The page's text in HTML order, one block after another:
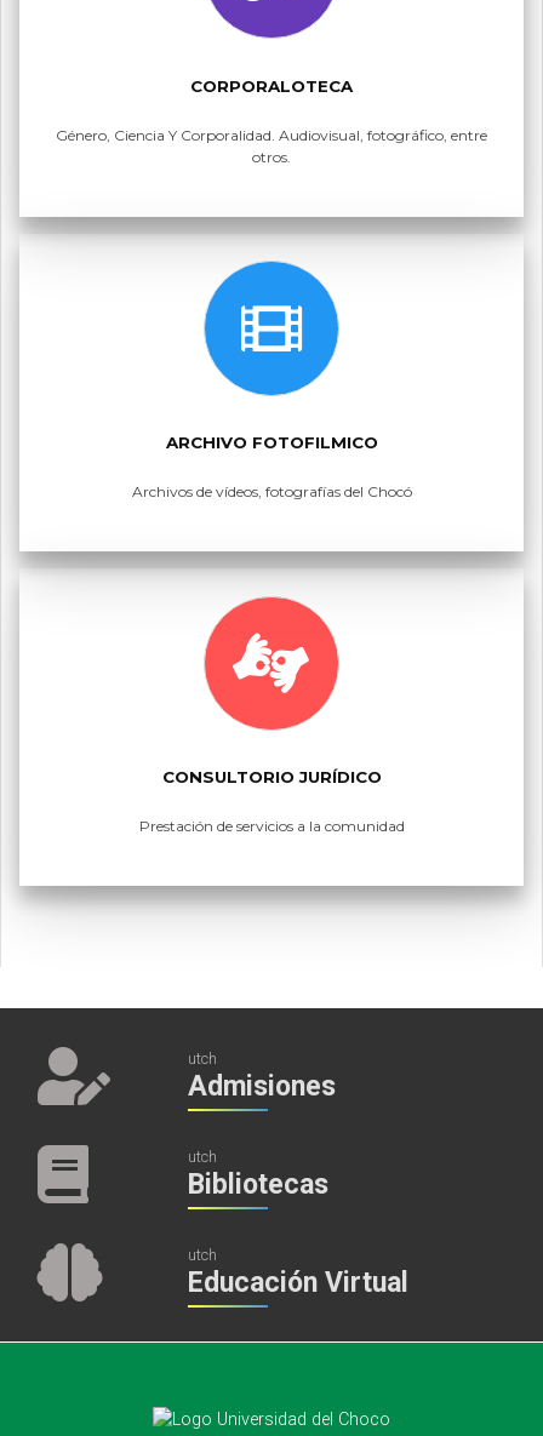
CORPORALOTECA
Género, Ciencia Y Corporalidad. Audiovisual, fotográfico, entre
otros.
ARCHIVO FOTOFILMICO
Archivos de vídeos, fotografías del Chocó
CONSULTORIO JURÍDICO
Prestación de servicios a la comunidad
utch
Admisiones
utch
Bibliotecas
utch
Educación Virtual